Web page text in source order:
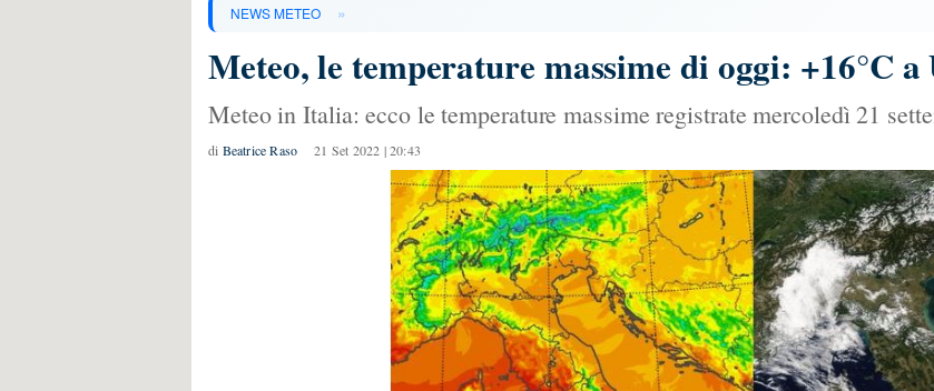
NEWS METEO »
Meteo, le temperature massime di oggi: +16°C
Meteo in Italia: ecco le temperature massime registrate mercoledì 21
di Beatrice Raso 21 Set 2022 | 20:43